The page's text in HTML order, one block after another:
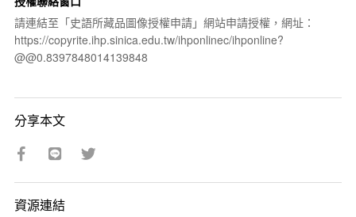
請連結至「史語所藏品圖像授權申請」網站申請授權，網址：
https://copyrite.ihp.sinica.edu.tw/ihponlinec/ihponline?
@@0.8397848014139848
分享本文
資源連結